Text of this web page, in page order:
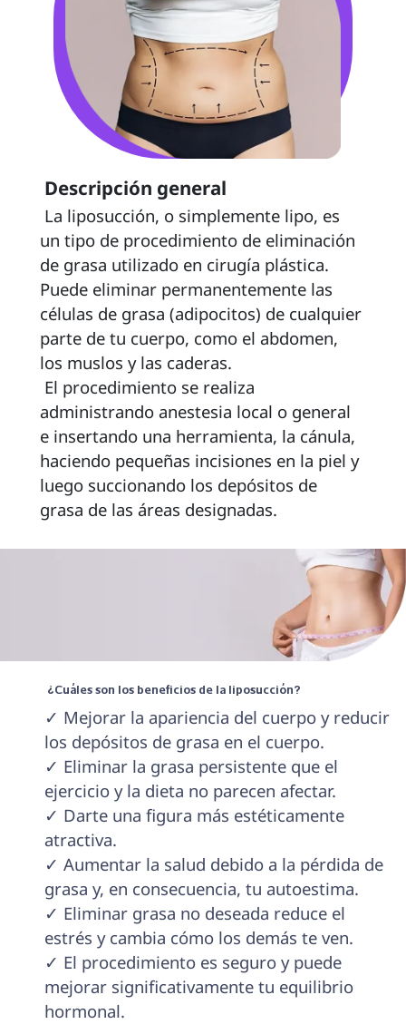
Descripción general
un tipo de procedimiento de eliminación
de grasa utilizado en cirugía plástica.
Puede eliminar permanentemente las
células de grasa (adipocitos) de cualquier
parte de tu cuerpo, como el abdomen,
los muslos y las caderas.
administrando anestesia local o general
e insertando una herramienta, la cánula,
haciendo pequeñas incisiones en la piel y
luego succionando los depósitos de
grasa de las áreas designadas.
¿Cuáles son los beneficios de la liposucción?
✓ Mejorar la apariencia del cuerpo y reducir
los depósitos de grasa en el cuerpo.
✓ Eliminar la grasa persistente que el
ejercicio y la dieta no parecen afectar.
✓ Darte una figura más estéticamente
atractiva.
✓ Aumentar la salud debido a la pérdida de
grasa y, en consecuencia, tu autoestima.
✓ Eliminar grasa no deseada reduce el
estrés y cambia cómo los demás te ven.
✓ El procedimiento es seguro y puede
mejorar significativamente tu equilibrio
hormonal.